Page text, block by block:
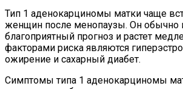
Тип 1 аденокарциномы матки чаще
женщин после менопаузы. Он обычно
благоприятный прогноз и растет
факторами риска являются
ожирение и сахарный диабет.
Симптомы типа 1 аденокарциномы